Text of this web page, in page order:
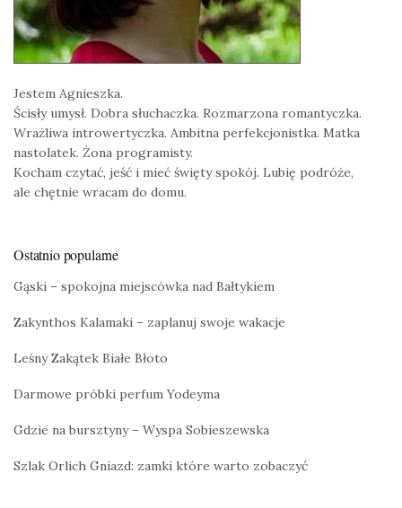
Jestem Agnieszka.
Ścisły umysł. Dobra słuchaczka. Rozmarzona romantyczka.
Wrażliwa introwertyczka. Ambitna perfekcjonistka. Matka
nastolatek. Żona programisty.
Kocham czytać, jeść i mieć święty spokój. Lubię podróże,
ale chętnie wracam do domu.
Ostatnio popularne
Gąski – spokojna miejscówka nad Bałtykiem
Zakynthos Kalamaki – zaplanuj swoje wakacje
Leśny Zakątek Białe Błoto
Darmowe próbki perfum Yodeyma
Gdzie na bursztyny – Wyspa Sobieszewska
Szlak Orlich Gniazd: zamki które warto zobaczyć